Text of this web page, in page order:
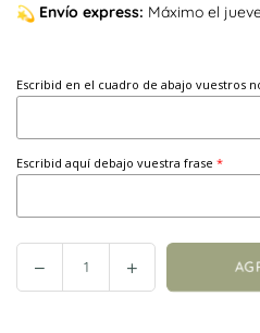
Envíoexpress: Máximo el
Escribid en el cuadro de abajo vuestros
Escribid aquí debajo vuestra frase
Reducir
cantidad
Incrementar
cantidad